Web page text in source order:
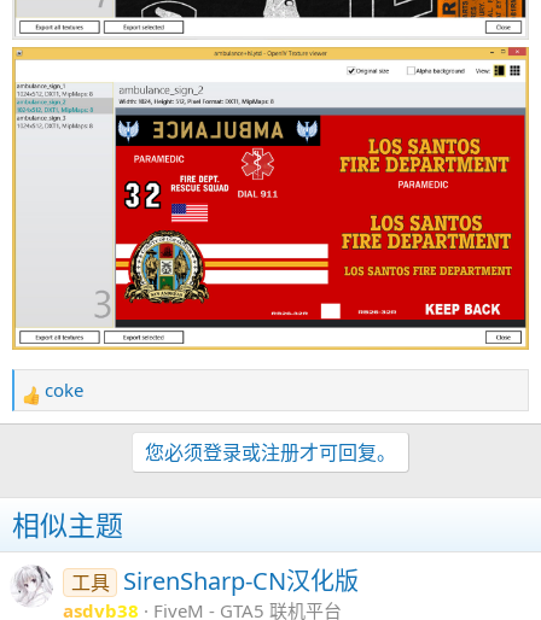
反
馈
coke
您必须登录或注册才可回复。
相似主题
工具 SirenSharp-CN汉化版
asdvb38
FiveM - GTA5 联机平台